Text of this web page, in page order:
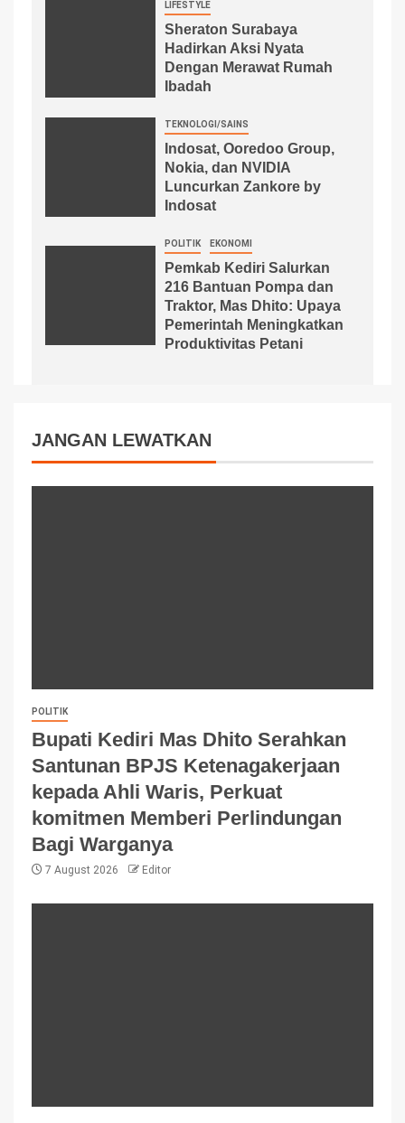
LIFESTYLE
Sheraton Surabaya
Hadirkan Aksi Nyata
Dengan Merawat Rumah
Ibadah
TEKNOLOGI/SAINS
Indosat, Ooredoo Group,
Nokia, dan NVIDIA
Luncurkan Zankore by
Indosat
POLITIK EKONOMI
Pemkab Kediri Salurkan
216 Bantuan Pompa dan
Traktor, Mas Dhito: Upaya
Pemerintah Meningkatkan
Produktivitas Petani
JANGAN LEWATKAN
POLITIK
Bupati Kediri Mas Dhito Serahkan
Santunan BPJS Ketenagakerjaan
kepada Ahli Waris, Perkuat
komitmen Memberi Perlindungan
Bagi Warganya
7 August 2026 Editor